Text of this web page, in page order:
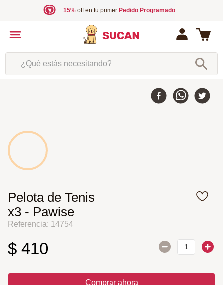
15%off en tu primer Pedido Programado
¿Qué estás necesitando?
Pelota de Tenis
x3 - Pawise
Referencia: 14754
$ 410
Comprar ahora